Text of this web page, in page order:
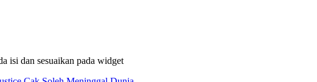
isi dan sesuaikan pada widget